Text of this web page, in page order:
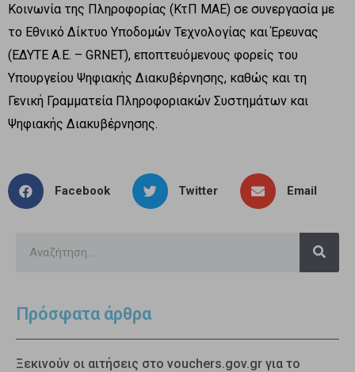
Κοινωνία της Πληροφορίας (ΚτΠ ΜΑΕ) σε συνεργασία με
το Εθνικό Δίκτυο Υποδομών Τεχνολογίας και Έρευνας
(ΕΔΥΤΕ Α.Ε. – GRNET), εποπτευόμενους φορείς του
Υπουργείου Ψηφιακής Διακυβέρνησης, καθώς και τη
Γενική Γραμματεία Πληροφοριακών Συστημάτων και
Ψηφιακής Διακυβέρνησης.
Facebook Twitter Email
Πρόσφατα άρθρα
Ξεκινούν οι αιτήσεις στο vouchers.gov.gr για το